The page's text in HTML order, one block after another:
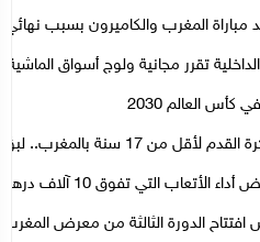
مباراة المغرب والكاميرون بسبب نهائي
2026: وزارة الداخلية تقرر مجانية ولوج أسواق
العالم 2030
قرعة مونديال السيدات لكرة القدم لأقل
التي تفوق 10 آلاف درهم بالشيك
افتتاح الدورة الثالثة من معرض المغرب